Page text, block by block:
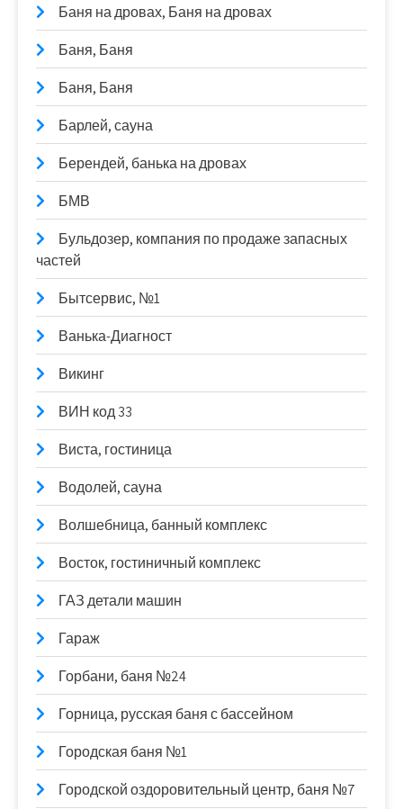
Баня на дровах, Баня на дровах
Баня, Баня
Баня, Баня
Барлей, сауна
Берендей, банька на дровах
БМВ
Бульдозер, компания по продаже запасных
частей
Бытсервис, №1
Ванька-Диагност
Викинг
ВИН код 33
Виста, гостиница
Водолей, сауна
Волшебница, банный комплекс
Восток, гостиничный комплекс
ГАЗ детали машин
Гараж
Горбани, баня №24
Горница, русская баня с бассейном
Городская баня №1
Городской оздоровительный центр, баня №7